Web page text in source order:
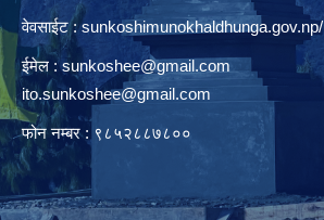
वेवसाईट : sunkoshimunokhaldhunga.gov.np/
ईमेल :sunkoshee@gmail.com
ito.sunkoshee@gmail.com
फोन नम्बर : ९८५२८८७८००